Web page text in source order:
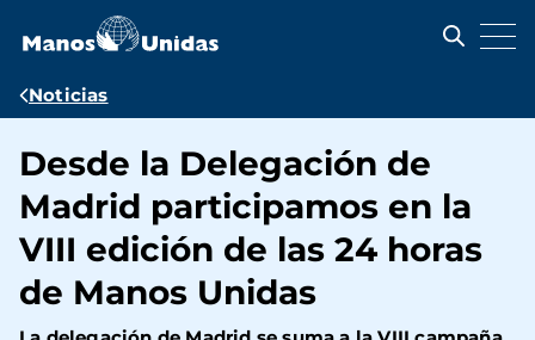
contenido
Ruta
navegación
Noticias
Desde la Delegación de
Madrid participamos en la
VIII edición de las 24 horas
de Manos Unidas